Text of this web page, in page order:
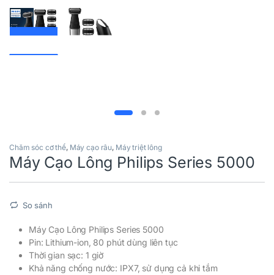
Chăm sóc cơ thể, Máy cạo râu, Máy triệt lông
Máy Cạo Lông Philips Series 5000
So sánh
Máy Cạo Lông Philips Series 5000
Pin: Lithium-ion, 80 phút dùng liên tục
Thời gian sạc: 1 giờ
Khả năng chống nước: IPX7, sử dụng cả khi tắm